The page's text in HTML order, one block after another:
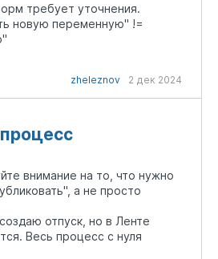
требует уточнения.
новую переменную" !=
zheleznov 2 дек 2024
внимание на то, что нужно
а не просто
отпуск, но в Ленте
Весь процесс с нуля